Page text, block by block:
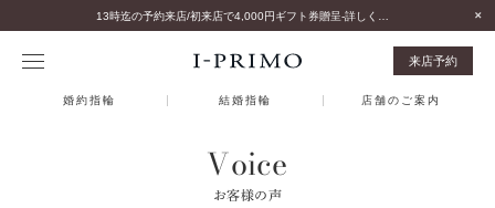
来店予約
婚約指輪 結婚指輪 店舗のご案内
Voice
お客様の声